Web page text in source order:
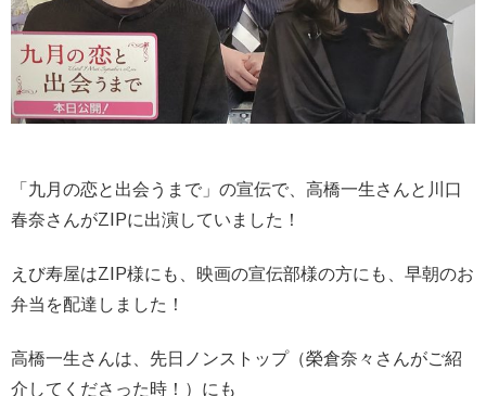
「九月の恋と出会うまで」の宣伝で、高橋一生さんと川口
春奈さんがZIPに出演していました！
えび寿屋はZIP様にも、映画の宣伝部様の方にも、早朝のお
弁当を配達しました！
高橋一生さんは、先日ノンストップ（榮倉奈々さんがご紹
介してくださった時！）にも